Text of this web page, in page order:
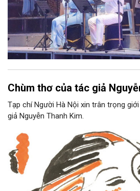
Chùm thơ của tác giả
Tạp chí Người Hà Nội xin trân trọng
giả Nguyễn Thanh Kim.